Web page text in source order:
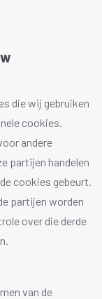
die wij gebruiken
cookies.
andere
partijen handelen
cookies gebeurt.
partijen worden
over die derde
van de